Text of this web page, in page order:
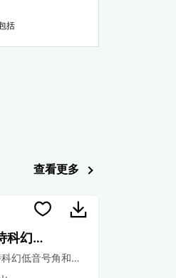
括
查看更多
科幻预告片
科幻低音号角和硬鼓和带立管的防撞帽